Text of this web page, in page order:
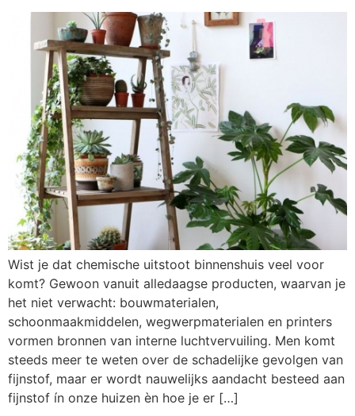
Wist je dat chemische uitstoot binnenshuis veel voor
komt? Gewoon vanuit alledaagse producten, waarvan je
het niet verwacht: bouwmaterialen,
schoonmaakmiddelen, wegwerpmaterialen en printers
vormen bronnen van interne luchtvervuiling. Men komt
steeds meer te weten over de schadelijke gevolgen van
fijnstof, maar er wordt nauwelijks aandacht besteed aan
fijnstof ín onze huizen èn hoe je er […]